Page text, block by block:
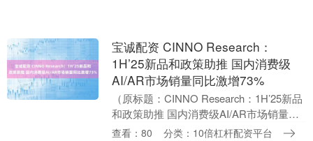
宝诚配资 CINNO Research：
1H’25新品和政策助推 国内消费级
AI/AR市场销量同比激增73%
（原标题：CINNO Research：1H’25新品
和政策助推 国内消费级AI/AR市场销量同
比激增73%） 智通财经APP获悉，CINNO
查看：80 分类：10倍杠杆配资平台